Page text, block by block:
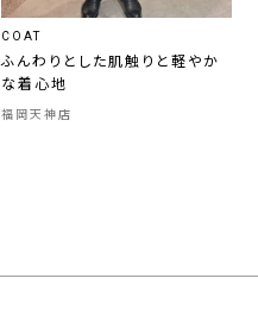
COAT
ふんわりとした肌触りと軽やか
な着心地
福岡天神店